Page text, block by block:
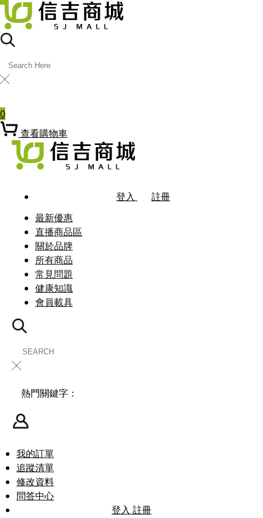
╳
0
查看購物車
登入
註冊
最新優惠
直播商品區
關於品牌
所有商品
常見問題
健康知識
會員載具
╳
熱門關鍵字：
我的訂單
追蹤清單
修改資料
問答中心
登入 註冊